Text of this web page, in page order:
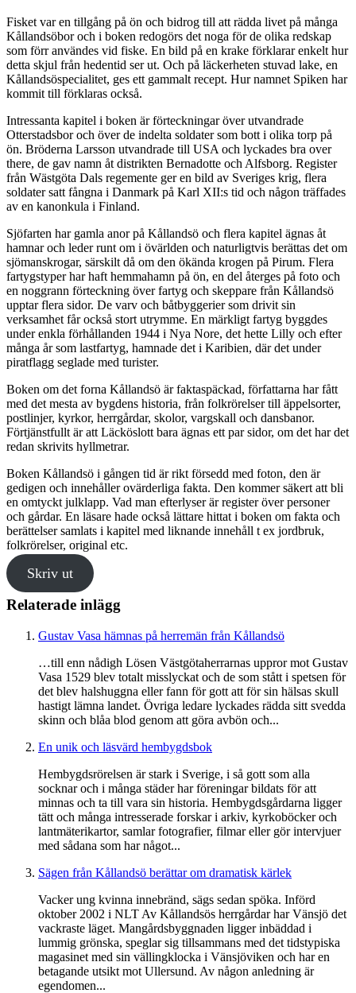
Fisket var en tillgång på ön och bidrog till att rädda livet på många
Kållandsöbor och i boken redogörs det noga för de olika redskap
som förr användes vid fiske. En bild på en krake förklarar enkelt hur
detta skjul från hedentid ser ut. Och på läckerheten stuvad lake, en
Kållandsöspecialitet, ges ett gammalt recept. Hur namnet Spiken har
kommit till förklaras också.
Intressanta kapitel i boken är förteckningar över utvandrade
Otterstadsbor och över de indelta soldater som bott i olika torp på
ön. Bröderna Larsson utvandrade till USA och lyckades bra over
there, de gav namn åt distrikten Bernadotte och Alfsborg. Register
från Wästgöta Dals regemente ger en bild av Sveriges krig, flera
soldater satt fångna i Danmark på Karl XII:s tid och någon träffades
av en kanonkula i Finland.
Sjöfarten har gamla anor på Kållandsö och flera kapitel ägnas åt
hamnar och leder runt om i övärlden och naturligtvis berättas det om
sjömanskrogar, särskilt då om den ökända krogen på Pirum. Flera
fartygstyper har haft hemmahamn på ön, en del återges på foto och
en noggrann förteckning över fartyg och skeppare från Kållandsö
upptar flera sidor. De varv och båtbyggerier som drivit sin
verksamhet får också stort utrymme. En märkligt fartyg byggdes
under enkla förhållanden 1944 i Nya Nore, det hette Lilly och efter
många år som lastfartyg, hamnade det i Karibien, där det under
piratflagg seglade med turister.
Boken om det forna Kållandsö är faktaspäckad, författarna har fått
med det mesta av bygdens historia, från folkrörelser till äppelsorter,
postlinjer, kyrkor, herrgårdar, skolor, vargskall och dansbanor.
Förtjänstfullt är att Läcköslott bara ägnas ett par sidor, om det har det
redan skrivits hyllmetrar.
Boken Kållandsö i gången tid är rikt försedd med foton, den är
gedigen och innehåller ovärderliga fakta. Den kommer säkert att bli
en omtyckt julklapp. Vad man efterlyser är register över personer
och gårdar. En läsare hade också lättare hittat i boken om fakta och
berättelser samlats i kapitel med liknande innehåll t ex jordbruk,
folkrörelser, original etc.
Skriv ut
Relaterade inlägg
Gustav Vasa hämnas på herremän från Kållandsö
…till enn nådigh Lösen Västgötaherrarnas uppror mot Gustav
Vasa 1529 blev totalt misslyckat och de som stått i spetsen för
det blev halshuggna eller fann för gott att för sin hälsas skull
hastigt lämna landet. Övriga ledare lyckades rädda sitt svedda
skinn och blåa blod genom att göra avbön och...
En unik och läsvärd hembygdsbok
Hembygdsrörelsen är stark i Sverige, i så gott som alla
socknar och i många städer har föreningar bildats för att
minnas och ta till vara sin historia. Hembygdsgårdarna ligger
tätt och många intresserade forskar i arkiv, kyrkoböcker och
lantmäterikartor, samlar fotografier, filmar eller gör intervjuer
med sådana som har något...
Sägen från Kållandsö berättar om dramatisk kärlek
Vacker ung kvinna innebränd, sägs sedan spöka. Införd
oktober 2002 i NLT Av Kållandsös herrgårdar har Vänsjö det
vackraste läget. Mangårdsbyggnaden ligger inbäddad i
lummig grönska, speglar sig tillsammans med det tidstypiska
magasinet med sin vällingklocka i Vänsjöviken och har en
betagande utsikt mot Ullersund. Av någon anledning är
egendomen...